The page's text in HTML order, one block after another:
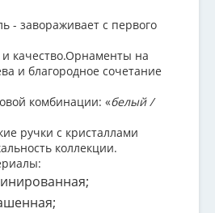
- завораживает с первого
и качество.Орнаменты на
и благородное сочетание
комбинации: «белый /
ручки с кристаллами
коллекции.